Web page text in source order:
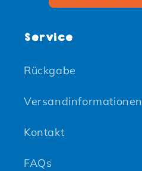
Service
Rückgabe
Versandinformationen
Kontakt
FAQs